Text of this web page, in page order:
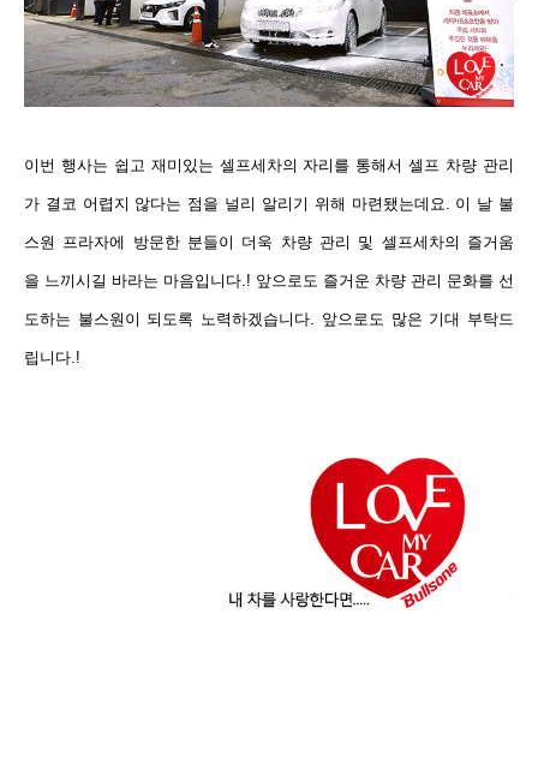
이번 행사는 쉽고 재미있는 셀프세차의 자리를 통해서 셀프 차량 관리
가 결코 어렵지 않다는 점을 널리 알리기 위해 마련됐는데요. 이 날 불
스원 프라자에 방문한 분들이 더욱 차량 관리 및 셀프세차의 즐거움
을 느끼시길 바라는 마음입니다.! 앞으로도 즐거운 차량 관리 문화를 선
도하는 불스원이 되도록 노력하겠습니다. 앞으로도 많은 기대 부탁드
립니다.!